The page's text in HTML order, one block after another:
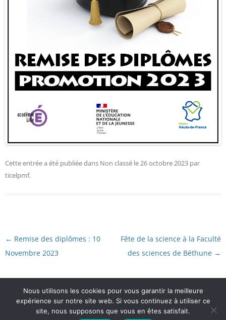
Cette entrée a été publiée dans Non classé le26 octobre 2023 par
ticelpmf.
Navigation
des
articles
← Remise des diplômes : 10
Novembre 2023
Fête de la science à la Faculté
des sciences de Béthune →
Création agence klaim 2023
-
Politique de confidentialité
Nous utilisons les cookies pour vous garantir la meilleure
expérience sur notre site web. Si vous continuez à utiliser ce
site, nous supposons que vous en êtes satisfait.